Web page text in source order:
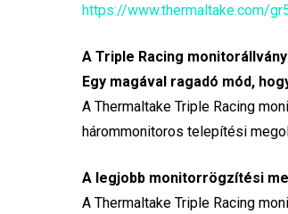
https://www.thermaltake.com/
A Triple Racing
Egy magával ragadó mód,
A Thermaltake Triple Racing
hárommonitoros telepítési
A legjobb monitorrögzítési
A Thermaltake Triple Racing